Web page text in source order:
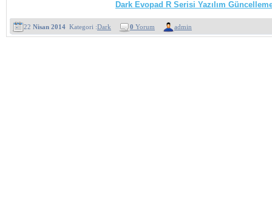
Dark Evopad R Serisi Yazılım
22 Nisan 2014 Kategori :Dark 0 Yorum admin